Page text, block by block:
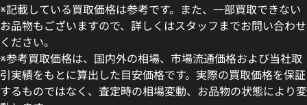
※記載している買取価格は参考です。また、一部買取できない
お品物もございますので、詳しくはスタッフまでお問い合わせ
ください。
※参考買取価格は、国内外の相場、市場流通価格および当社取
引実績をもとに算出した目安価格です。実際の買取価格を保証
するものではなく、査定時の相場変動、お品物の状態により変